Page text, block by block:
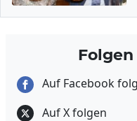
Folgen
Auf Facebook
Auf X folgen